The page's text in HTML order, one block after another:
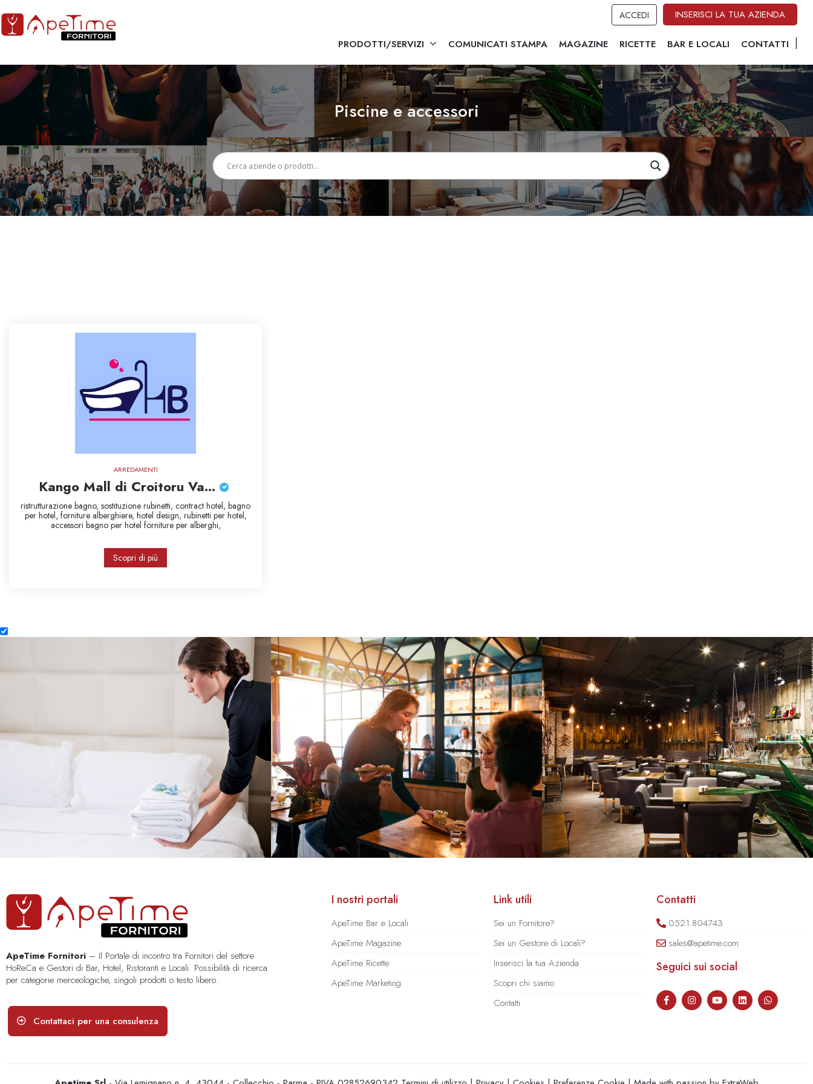
ACCEDI INSERISCI LA TUA AZIENDA
PRODOTTI/SERVIZI COMUNICATI STAMPA MAGAZINE RICETTE BAR E LOCALI CONTATTI
Piscine e accessori
ARREDAMENTI
Kango Mall di Croitoru Va...
ristrutturazione bagno, sostituzione rubinetti, contract hotel, bagno
per hotel, forniture alberghiere, hotel design, rubinetti per hotel,
accessori bagno per hotel forniture per alberghi,
Scopri di più
ApeTime Fornitori – Il Portale di incontro tra Fornitori del settore
HoReCa e Gestori di Bar, Hotel, Ristoranti e Locali. Possibilità di ricerca
per categorie merceologiche, singoli prodotti o testo libero..
Contattaci per una consulenza
I nostri portali
ApeTime Bar e Locali
ApeTime Magazine
ApeTime Ricette
ApeTime Marketing
Link utili
Sei un Fornitore?
Sei un Gestore di Locali?
Inserisci la tua Azienda
Scopri chi siamo
Contatti
Contatti
0521.804743
sales@apetime.com
Seguici sui social